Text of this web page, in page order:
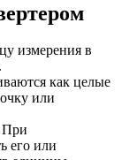
измерения в
как целые
или
При
его или